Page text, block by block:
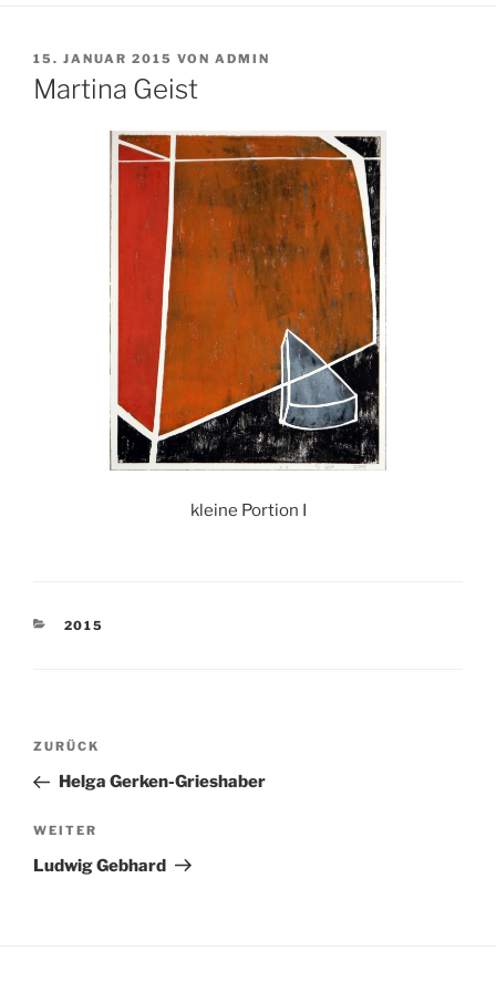
VERÖFFENTLICHT
AM
15. JANUAR 2015 VON ADMIN
Martina Geist
kleine Portion I
KATEGORIEN
2015
Beitragsnavigation
Vorheriger
Beitrag
ZURÜCK
Helga Gerken-Grieshaber
Nächster
Beitrag
WEITER
Ludwig Gebhard